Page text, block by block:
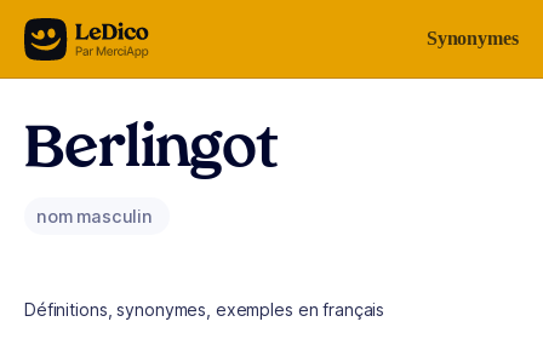
Aller au contenu Synonymes
Berlingot
nom masculin
Définitions, synonymes, exemples en français